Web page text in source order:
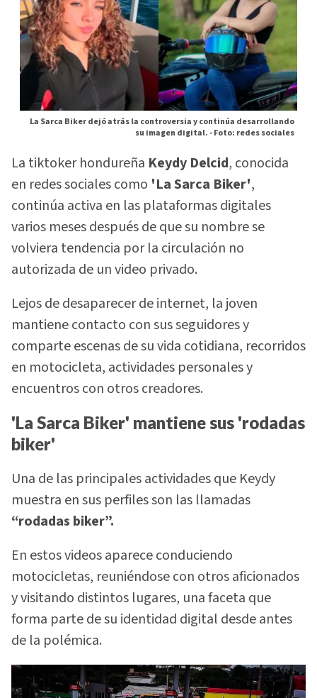
La Sarca Biker dejó atrás la controversia y continúa desarrollando
su imagen digital. -Foto: redes sociales
La tiktoker hondureña Keydy Delcid, conocida
en redes sociales como 'La Sarca Biker',
continúa activa en las plataformas digitales
varios meses después de que su nombre se
volviera tendencia por la circulación no
autorizada de un video privado.
Lejos de desaparecer de internet, la joven
mantiene contacto con sus seguidores y
comparte escenas de su vida cotidiana, recorridos
en motocicleta, actividades personales y
encuentros con otros creadores.
'La Sarca Biker' mantiene sus 'rodadas
biker'
Una de las principales actividades que Keydy
muestra en sus perfiles son las llamadas
“rodadas biker”.
En estos videos aparece conduciendo
motocicletas, reuniéndose con otros aficionados
y visitando distintos lugares, una faceta que
forma parte de su identidad digital desde antes
de la polémica.